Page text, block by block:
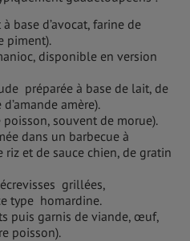
base d’avocat, farine de
piment).
disponible en version
préparée à base de lait, de
amère).
poisson, souvent de morue).
dans un barbecue à
riz et de sauce chien, de gratin
grillées,
type homardine.
puis garnis de viande, œuf,
poisson).